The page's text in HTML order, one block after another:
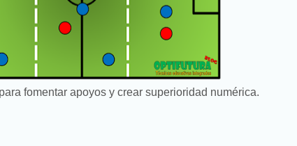
fomentar apoyos y crear superioridad numérica.